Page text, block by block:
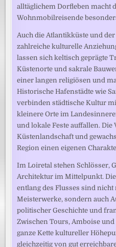
alltäglichem Dorfleben macht
Wohnmobilreisende
Auch die Atlantikküste und
zahlreiche kulturelle
lassen sich keltisch geprägte
Küstenorte und sakrale
einer langen religiösen und
Historische Hafenstädte wie
verbinden städtische Kultur
kleinere Orte im
und lokale Feste auffallen.
Küstenlandschaft und
Region einen eigenen
Im Loiretal stehen Schlösser,
Architektur im Mittelpunkt.
entlang des Flusses sind
Meisterwerke, sondern auch
politischer Geschichte und
Zwischen Tours, Amboise
ganze Kette kultureller
gleichzeitig von gut